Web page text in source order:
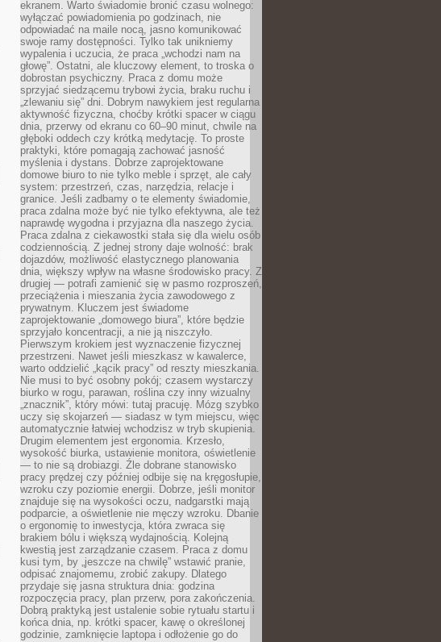
ekranem. Warto świadomie bronić czasu wolnego:
wyłączać powiadomienia po godzinach, nie
odpowiadać na maile nocą, jasno komunikować
swoje ramy dostępności. Tylko tak unikniemy
wypalenia i uczucia, że praca „wchodzi nam na
głowę”. Ostatni, ale kluczowy element, to troska o
dobrostan psychiczny. Praca z domu może
sprzyjać siedzącemu trybowi życia, braku ruchu i
„zlewaniu się” dni. Dobrym nawykiem jest regularna
aktywność fizyczna, choćby krótki spacer w ciągu
dnia, przerwy od ekranu co 60–90 minut, chwile na
głęboki oddech czy krótką medytację. To proste
praktyki, które pomagają zachować jasność
myślenia i dystans. Dobrze zaprojektowane
domowe biuro to nie tylko meble i sprzęt, ale cały
system: przestrzeń, czas, narzędzia, relacje i
granice. Jeśli zadbamy o te elementy świadomie,
praca zdalna może być nie tylko efektywna, ale też
naprawdę wygodna i przyjazna dla naszego życia.
Praca zdalna z ciekawostki stała się dla wielu osób
codziennością. Z jednej strony daje wolność: brak
dojazdów, możliwość elastycznego planowania
dnia, większy wpływ na własne środowisko pracy. Z
drugiej — potrafi zamienić się w pasmo rozproszeń,
przeciążenia i mieszania życia zawodowego z
prywatnym. Kluczem jest świadome
zaprojektowanie „domowego biura”, które będzie
sprzyjało koncentracji, a nie ją niszczyło.
Pierwszym krokiem jest wyznaczenie fizycznej
przestrzeni. Nawet jeśli mieszkasz w kawalerce,
warto oddzielić „kącik pracy” od reszty mieszkania.
Nie musi to być osobny pokój; czasem wystarczy
biurko w rogu, parawan, roślina czy inny wizualny
„znacznik”, który mówi: tutaj pracuję. Mózg szybko
uczy się skojarzeń — siadasz w tym miejscu, więc
automatycznie łatwiej wchodzisz w tryb skupienia.
Drugim elementem jest ergonomia. Krzesło,
wysokość biurka, ustawienie monitora, oświetlenie
— to nie są drobiazgi. Źle dobrane stanowisko
pracy prędzej czy później odbije się na kręgosłupie,
wzroku czy poziomie energii. Dobrze, jeśli monitor
znajduje się na wysokości oczu, nadgarstki mają
podparcie, a oświetlenie nie męczy wzroku. Dbanie
o ergonomię to inwestycja, która zwraca się
brakiem bólu i większą wydajnością. Kolejną
kwestią jest zarządzanie czasem. Praca z domu
kusi tym, by „jeszcze na chwilę” wstawić pranie,
odpisać znajomemu, zrobić zakupy. Dlatego
przydaje się jasna struktura dnia: godzina
rozpoczęcia pracy, plan przerw, pora zakończenia.
Dobrą praktyką jest ustalenie sobie rytuału startu i
końca dnia, np. krótki spacer, kawę o określonej
godzinie, zamknięcie laptopa i odłożenie go do